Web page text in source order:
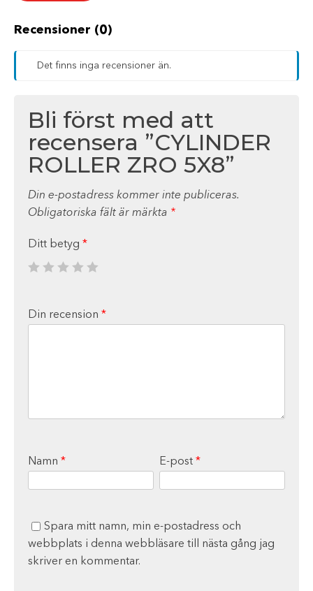
Recensioner (0)
Det finns inga recensioner än.
Bli först med att
recensera ”CYLINDER
ROLLER ZRO 5X8”
Din e-postadress kommer inte publiceras.
Obligatoriska fält är märkta *
Ditt betyg *
Din recension *
Namn * E-post *
Spara mitt namn, min e-postadress och
webbplats i denna webbläsare till nästa gång jag
skriver en kommentar.